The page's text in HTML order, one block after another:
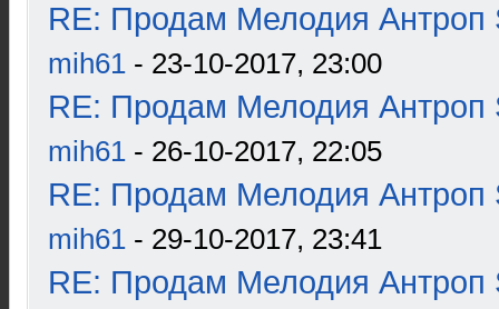
RE: Продам Мелодия Антроп
mih61 - 23-10-2017, 23:00
RE: Продам Мелодия Антроп
mih61 - 26-10-2017, 22:05
RE: Продам Мелодия Антроп
mih61 - 29-10-2017, 23:41
RE: Продам Мелодия Антроп